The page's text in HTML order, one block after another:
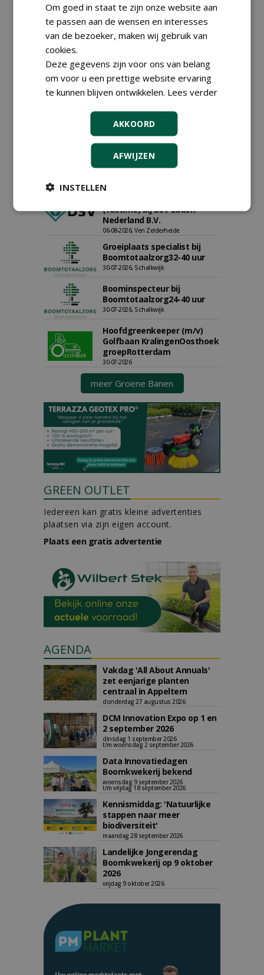
Ontwikkeling bij Diamant
groep Groen Xtra
30-07-2026
12-06-2026, Dreumel
Proefveldmedewerker/
Chauffeur
landbouwmachines bij DSV
zaden Nederland B.V.
06-08-2026, Ven-Zelderheide
Kasmedewerker (fulltime) bij
DSV zaden Nederland B.V.
06-08-2026, Ven-Zelderheide
Allround
(fulltime) bij DSV zaden
Nederland B.V.
06-08-2026, Ven Zelderheide
Groeiplaats specialist bij
Boomtotaalzorg32-40 uur
30-07-2026, Schalkwijk
Boominspecteur bij
Boomtotaalzorg24-40 uur
30-07-2026, Schalkwijk
Hoofdgreenkeeper (m/v)
Golfbaan KralingenOosthoek
groepRotterdam
30-07-2026
meer Groene Banen
GREEN OUTLET
Iedereen kan gratis kleine advertenties
plaatsen via zijn eigen account.
Plaats een gratis advertentie
AGENDA
Vakdag 'All About Annuals'
zet eenjarige planten
centraal in Appeltern
donderdag 27 augustus 2026
DCM Innovation Expo op 1 en
2 september 2026
dinsdag 1 september 2026
t/m woensdag 2 september 2026
Data Innovatiedagen
Boomkwekerij bekend
woensdag 9 september 2026
t/m vrijdag 18 september 2026
Kennismiddag: 'Natuurlijke
stappen naar meer
biodiversiteit'
maandag 28 september 2026
Landelijke Jongerendag
Boomkwekerij op 9 oktober
2026
vrijdag 9 oktober 2026
Om goed in staat te zijn onze website aan
te passen aan de wensen en interesses
van de bezoeker, maken wij gebruik van
cookies.
Deze gegevens zijn voor ons van belang
om voor u een prettige website ervaring
te kunnen blijven ontwikkelen. Lees verder
AKKOORD
AFWIJZEN
INSTELLEN